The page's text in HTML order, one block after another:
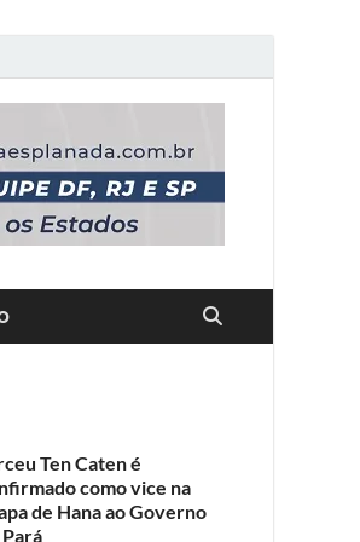
Ten Caten é
como vice na
de Hana ao Governo